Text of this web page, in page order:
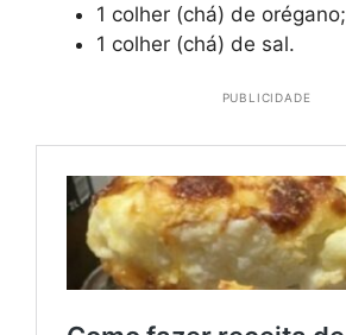
1 colher (chá) de orégano;
1 colher (chá) de sal.
PUBLICIDADE